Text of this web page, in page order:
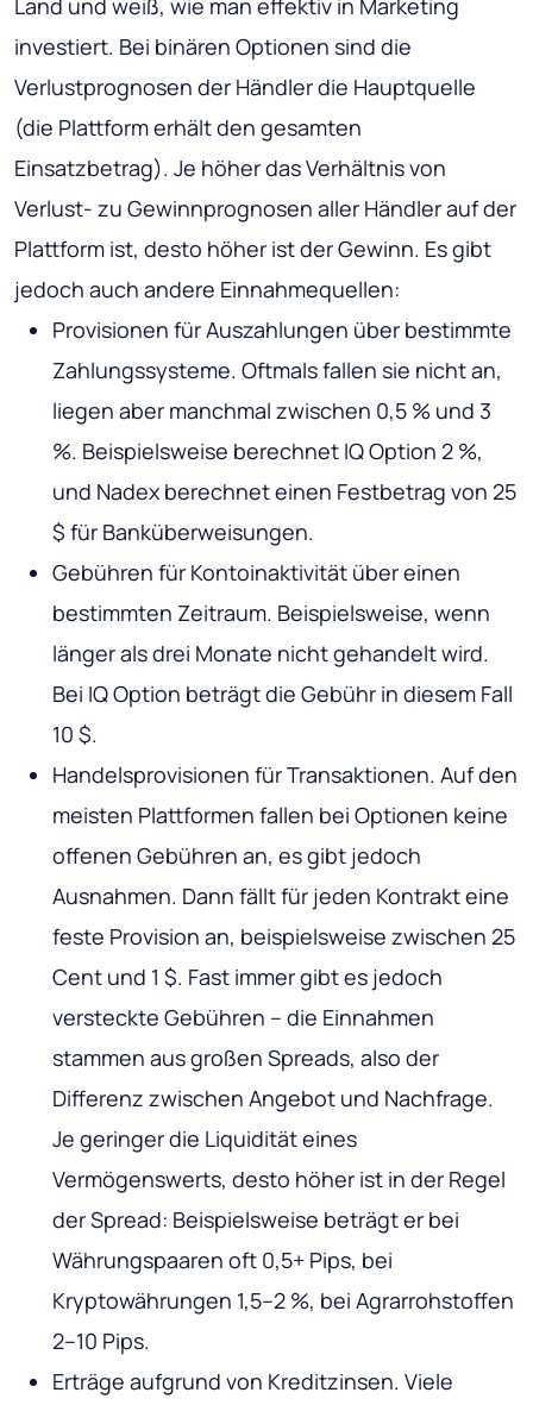
investiert. Bei binären Optionen sind die
Verlustprognosen der Händler die Hauptquelle
(die Plattform erhält den gesamten
Einsatzbetrag). Je höher das Verhältnis von
Verlust- zu Gewinnprognosen aller Händler auf der
Plattform ist, desto höher ist der Gewinn. Es gibt
jedoch auch andere Einnahmequellen:
Provisionen für Auszahlungen über bestimmte
Zahlungssysteme. Oftmals fallen sie nicht an,
liegen aber manchmal zwischen 0,5 % und 3
%. Beispielsweise berechnet IQ Option 2 %,
und Nadex berechnet einen Festbetrag von 25
$ für Banküberweisungen.
Gebühren für Kontoinaktivität über einen
bestimmten Zeitraum. Beispielsweise, wenn
länger als drei Monate nicht gehandelt wird.
Bei IQ Option beträgt die Gebühr in diesem Fall
10 $.
Handelsprovisionen für Transaktionen. Auf den
meisten Plattformen fallen bei Optionen keine
offenen Gebühren an, es gibt jedoch
Ausnahmen. Dann fällt für jeden Kontrakt eine
feste Provision an, beispielsweise zwischen 25
Cent und 1 $. Fast immer gibt es jedoch
versteckte Gebühren – die Einnahmen
stammen aus großen Spreads, also der
Differenz zwischen Angebot und Nachfrage.
Je geringer die Liquidität eines
Vermögenswerts, desto höher ist in der Regel
der Spread: Beispielsweise beträgt er bei
Währungspaaren oft 0,5+ Pips, bei
Kryptowährungen 1,5–2 %, bei Agrarrohstoffen
2–10 Pips.
Erträge aufgrund von Kreditzinsen. Viele